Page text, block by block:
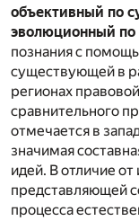
объективный по
эволюционный
познания с
существующей в
регионах
сравнительного
отмечается в
значимая
идей. В отличие от
представляющей
процесса